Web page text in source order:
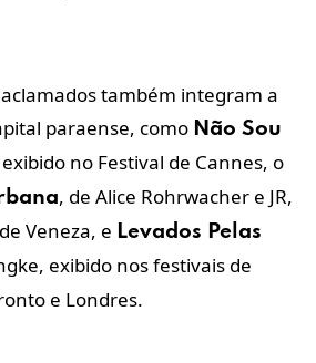
também integram a
paraense, como Não Sou
no Festival de Cannes, o
, de Alice Rohrwacher e JR,
Veneza, e Levados Pelas
exibido nos festivais de
e Londres.